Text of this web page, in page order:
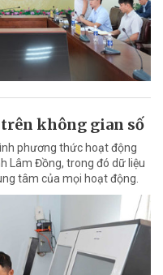
không gian số
phương thức hoạt động
Lâm Đồng, trong đó dữ liệu
tâm của mọi hoạt động.